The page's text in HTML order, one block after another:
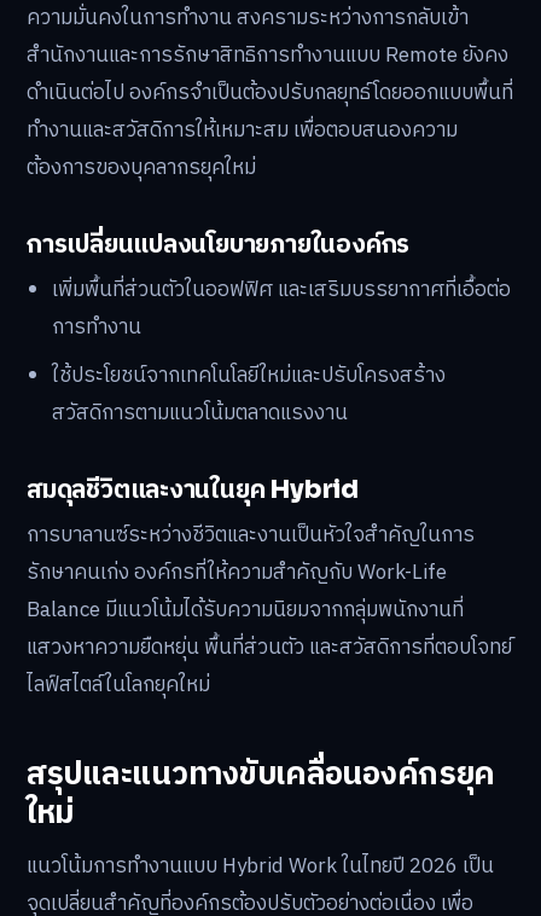
ความมั่นคงในการทำงาน สงครามระหว่างการกลับเข้า
สำนักงานและการรักษาสิทธิการทำงานแบบ Remote ยังคง
ดำเนินต่อไป องค์กรจำเป็นต้องปรับกลยุทธ์โดยออกแบบพื้นที่
ทำงานและสวัสดิการให้เหมาะสม เพื่อตอบสนองความ
ต้องการของบุคลากรยุคใหม่
การเปลี่ยนแปลงนโยบายภายในองค์กร
เพิ่มพื้นที่ส่วนตัวในออฟฟิศ และเสริมบรรยากาศที่เอื้อต่อ
การทำงาน
ใช้ประโยชน์จากเทคโนโลยีใหม่และปรับโครงสร้าง
สวัสดิการตามแนวโน้มตลาดแรงงาน
สมดุลชีวิตและงานในยุค Hybrid
การบาลานซ์ระหว่างชีวิตและงานเป็นหัวใจสำคัญในการ
รักษาคนเก่ง องค์กรที่ให้ความสำคัญกับ Work-Life
Balance มีแนวโน้มได้รับความนิยมจากกลุ่มพนักงานที่
แสวงหาความยืดหยุ่น พื้นที่ส่วนตัว และสวัสดิการที่ตอบโจทย์
ไลฟ์สไตล์ในโลกยุคใหม่
สรุปและแนวทางขับเคลื่อนองค์กรยุค
ใหม่
แนวโน้มการทำงานแบบ Hybrid Work ในไทยปี 2026 เป็น
จุดเปลี่ยนสำคัญที่องค์กรต้องปรับตัวอย่างต่อเนื่อง เพื่อ